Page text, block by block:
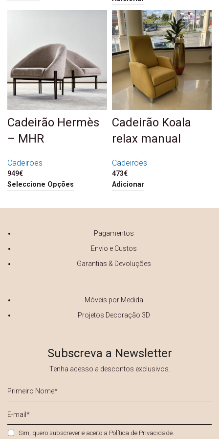
Cadeirão Hermès
– MHR
Cadeirões
949€
Seleccione Opções
Cadeirão Koala
relax manual
Cadeirões
473€
Adicionar
Pagamentos
Envio e Custos
Garantias & Devoluções
Móveis por Medida
Projetos Decoração 3D
Subscreva a Newsletter
Tenha acesso a descontos exclusivos.
Nome
*
mail
Privacidade *
Sim, quero subscrever e aceito a Política de Privacidade.